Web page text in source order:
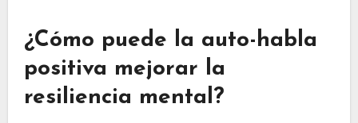
¿Cómo puede la auto-habla
positiva mejorar la
resiliencia mental?